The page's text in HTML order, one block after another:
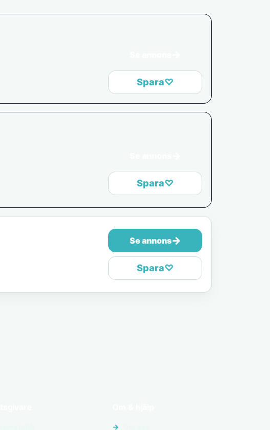
Spara♡
Spara♡
Se annons→
Spara♡